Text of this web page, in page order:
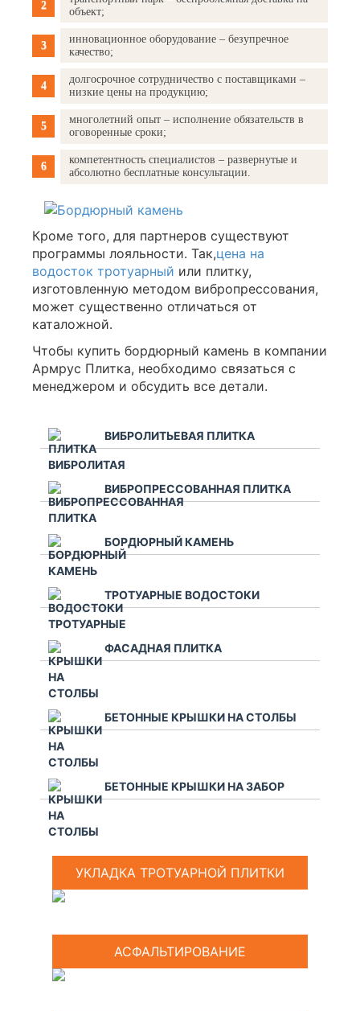
объект;
инновационное оборудование – безупречное
качество;
долгосрочное сотрудничество с поставщиками –
низкие цены на продукцию;
многолетний опыт – исполнение обязательств в
оговоренные сроки;
компетентность специалистов – развернутые и
абсолютно бесплатные консультации.
Кроме того, для партнеров существуют
программы лояльности. Так,цена на
водосток тротуарный или плитку,
изготовленную методом вибропрессования,
может существенно отличаться от
каталожной.
Чтобы купить бордюрный камень в компании
Армрус Плитка, необходимо связаться с
менеджером и обсудить все детали.
ВИБРОЛИТЬЕВАЯ ПЛИТКА
ВИБРОПРЕССОВАННАЯ ПЛИТКА
БОРДЮРНЫЙ КАМЕНЬ
ТРОТУАРНЫЕ ВОДОСТОКИ
ФАСАДНАЯ ПЛИТКА
БЕТОННЫЕ КРЫШКИ НА СТОЛБЫ
БЕТОННЫЕ КРЫШКИ НА ЗАБОР
УКЛАДКА ТРОТУАРНОЙ ПЛИТКИ
АСФАЛЬТИРОВАНИЕ